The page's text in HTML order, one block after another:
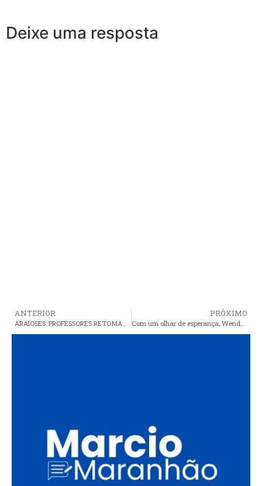
Deixe uma resposta
ANTERIOR
ARAIOSES: PROFESSORES RETOMAM HOJE ATIVIDADES, MAS INDICATIVO DE GREVE CONTINUA
PRÓXIMO
Com um olhar de esperança, Wendell Lages segue sua campanha conquistando os maranhenses